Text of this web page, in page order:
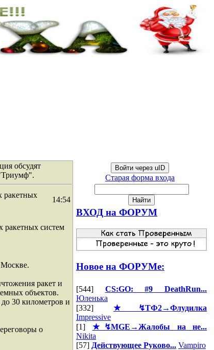
обсудят
ракетных
14:54
ракетных систем
ракет и
объектов.
30 километров и
о
Войти через uID
Старая форма входа
ВХОД на ФОРУМ
Новое на ФОРУМе:
[544] CS:GO: #9 DeathRun...
Юленька
[332] ★↯ТФ2→Флудилка
Impressive
[1] ★↯MGE→Жалобы на не...
Nikita
[57] Действующее Руково... Vampiro